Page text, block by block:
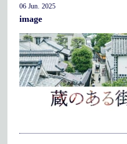
Q&A
ふるさと納税
リボーン
ニュース イ
社長ブログ ス
メディア掲載
採用情報
新卒採用 店舗概要
アクセス
代表メッセージ
JP EN
06 Jun. 2025
image